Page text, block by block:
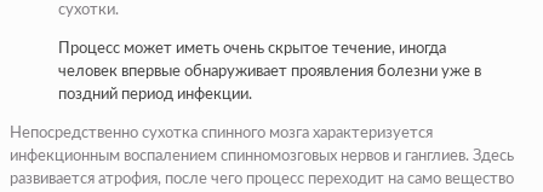
сухотки.
Процесс может иметь очень скрытое течение, иногда
человек впервые обнаруживает проявления болезни уже в
поздний период инфекции.
Непосредственно сухотка спинного мозга характеризуется
инфекционным воспалением спинномозговых нервов и ганглиев. Здесь
развивается атрофия, после чего процесс переходит на само вещество